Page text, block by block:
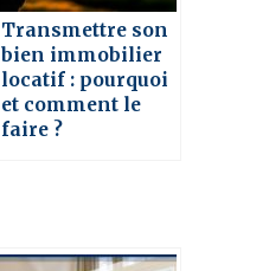
Transmettre son
bien immobilier
locatif : pourquoi
et comment le
faire ?